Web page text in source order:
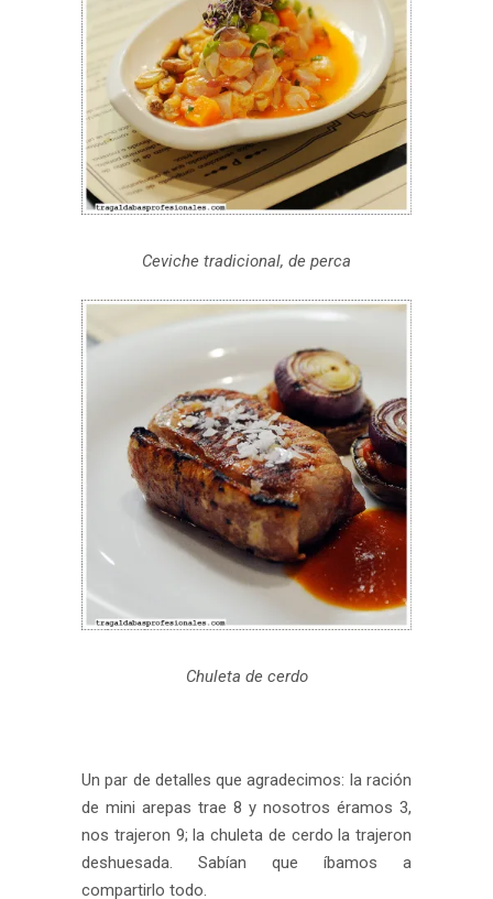
Ceviche tradicional, de perca
Chuleta de cerdo
Un par de detalles que agradecimos: la ración
de mini arepas trae 8 y nosotros éramos 3,
nos trajeron 9; la chuleta de cerdo la trajeron
deshuesada. Sabían que íbamos a
compartirlo todo.